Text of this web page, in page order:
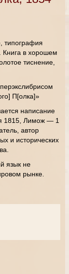
типография
Книга в хорошем
тиснение,
П[олка]»
написание
1815, Лимож — 1
автор
и исторических
язык не
рынке.